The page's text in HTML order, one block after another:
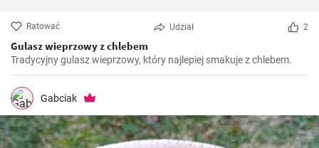
Ratować Udział 2
Gulasz wieprzowy z chlebem
Tradycyjny gulasz wieprzowy, który najlepiej smakuje z chlebem.
Gabciak